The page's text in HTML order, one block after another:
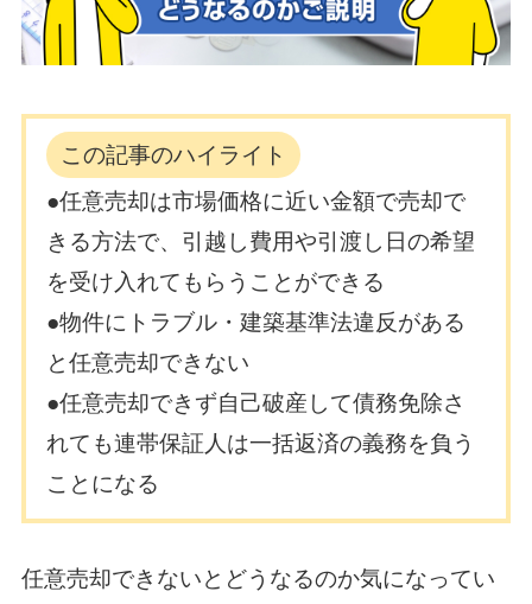
この記事のハイライト
●任意売却は市場価格に近い金額で売却で
きる方法で、引越し費用や引渡し日の希望
を受け入れてもらうことができる
●物件にトラブル・建築基準法違反がある
と任意売却できない
●任意売却できず自己破産して債務免除さ
れても連帯保証人は一括返済の義務を負う
ことになる
任意売却できないとどうなるのか気になってい